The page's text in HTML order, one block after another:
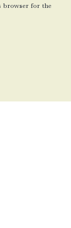
browser for the